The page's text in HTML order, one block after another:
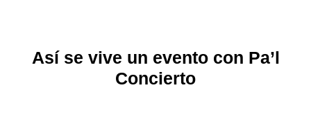
Así se vive un evento con Pa’l
Concierto